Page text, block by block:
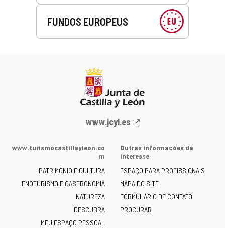
FUNDOS EUROPEUS
Portal
Junta
de
Castilla
y
León
-
www.jcyl.es
www.turismocastillayleon.co
m
PATRIMÓNIO E CULTURA
ENOTURISMO E GASTRONOMIA
NATUREZA
DESCUBRA
MEU ESPAÇO PESSOAL
Outras informações de
interesse
ESPAÇO PARA PROFISSIONAIS
MAPA DO SITE
FORMULÁRIO DE CONTATO
PROCURAR